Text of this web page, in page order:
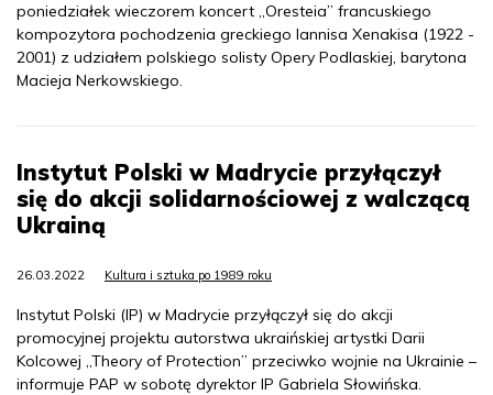
poniedziałek wieczorem koncert „Oresteia” francuskiego
kompozytora pochodzenia greckiego Iannisa Xenakisa (1922 -
2001) z udziałem polskiego solisty Opery Podlaskiej, barytona
Macieja Nerkowskiego.
Instytut Polski w Madrycie przyłączył
się do akcji solidarnościowej z walczącą
Ukrainą
26.03.2022 Kultura i sztuka po 1989 roku
Instytut Polski (IP) w Madrycie przyłączył się do akcji
promocyjnej projektu autorstwa ukraińskiej artystki Darii
Kolcowej „Theory of Protection” przeciwko wojnie na Ukrainie –
informuje PAP w sobotę dyrektor IP Gabriela Słowińska.